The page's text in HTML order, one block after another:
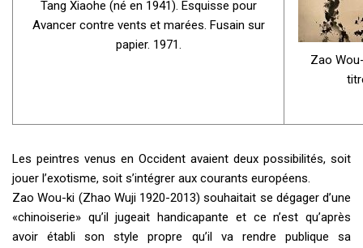
Tang Xiaohe (né en 1941). Esquisse pour
Avancer contre vents et marées. Fusain sur
papier. 1971.
Zao
Les peintres venus en Occident avaient deux possibilités, soit
jouer l’exotisme, soit s’intégrer aux courants européens.
Zao Wou-ki (Zhao Wuji 1920-2013) souhaitait se dégager d’une
«chinoiserie» qu’il jugeait handicapante et ce n’est qu’après
avoir établi son style propre qu’il va rendre publique sa